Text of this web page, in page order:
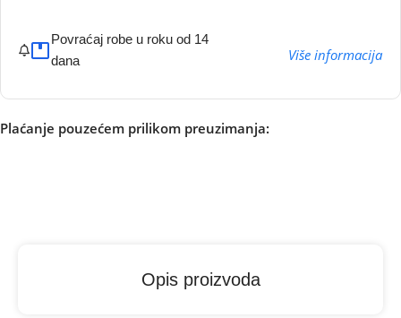
Povraćaj robe u roku od 14
dana
Više informacija
Plaćanje pouzećem prilikom preuzimanja:
Opis proizvoda